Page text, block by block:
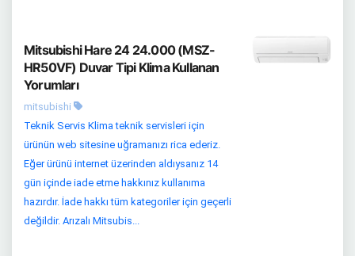
Mitsubishi Hare 24 24.000 (MSZ-
HR50VF) Duvar Tipi Klima Kullanan
Yorumları
mitsubishi
Teknik Servis Klima teknik servisleri için
ürünün web sitesine uğramanızı rica ederiz.
Eğer ürünü internet üzerinden aldıysanız 14
gün içinde iade etme hakkınız kullanıma
hazırdır. İade hakkı tüm kategoriler için geçerli
değildir. Arızalı Mitsubis...